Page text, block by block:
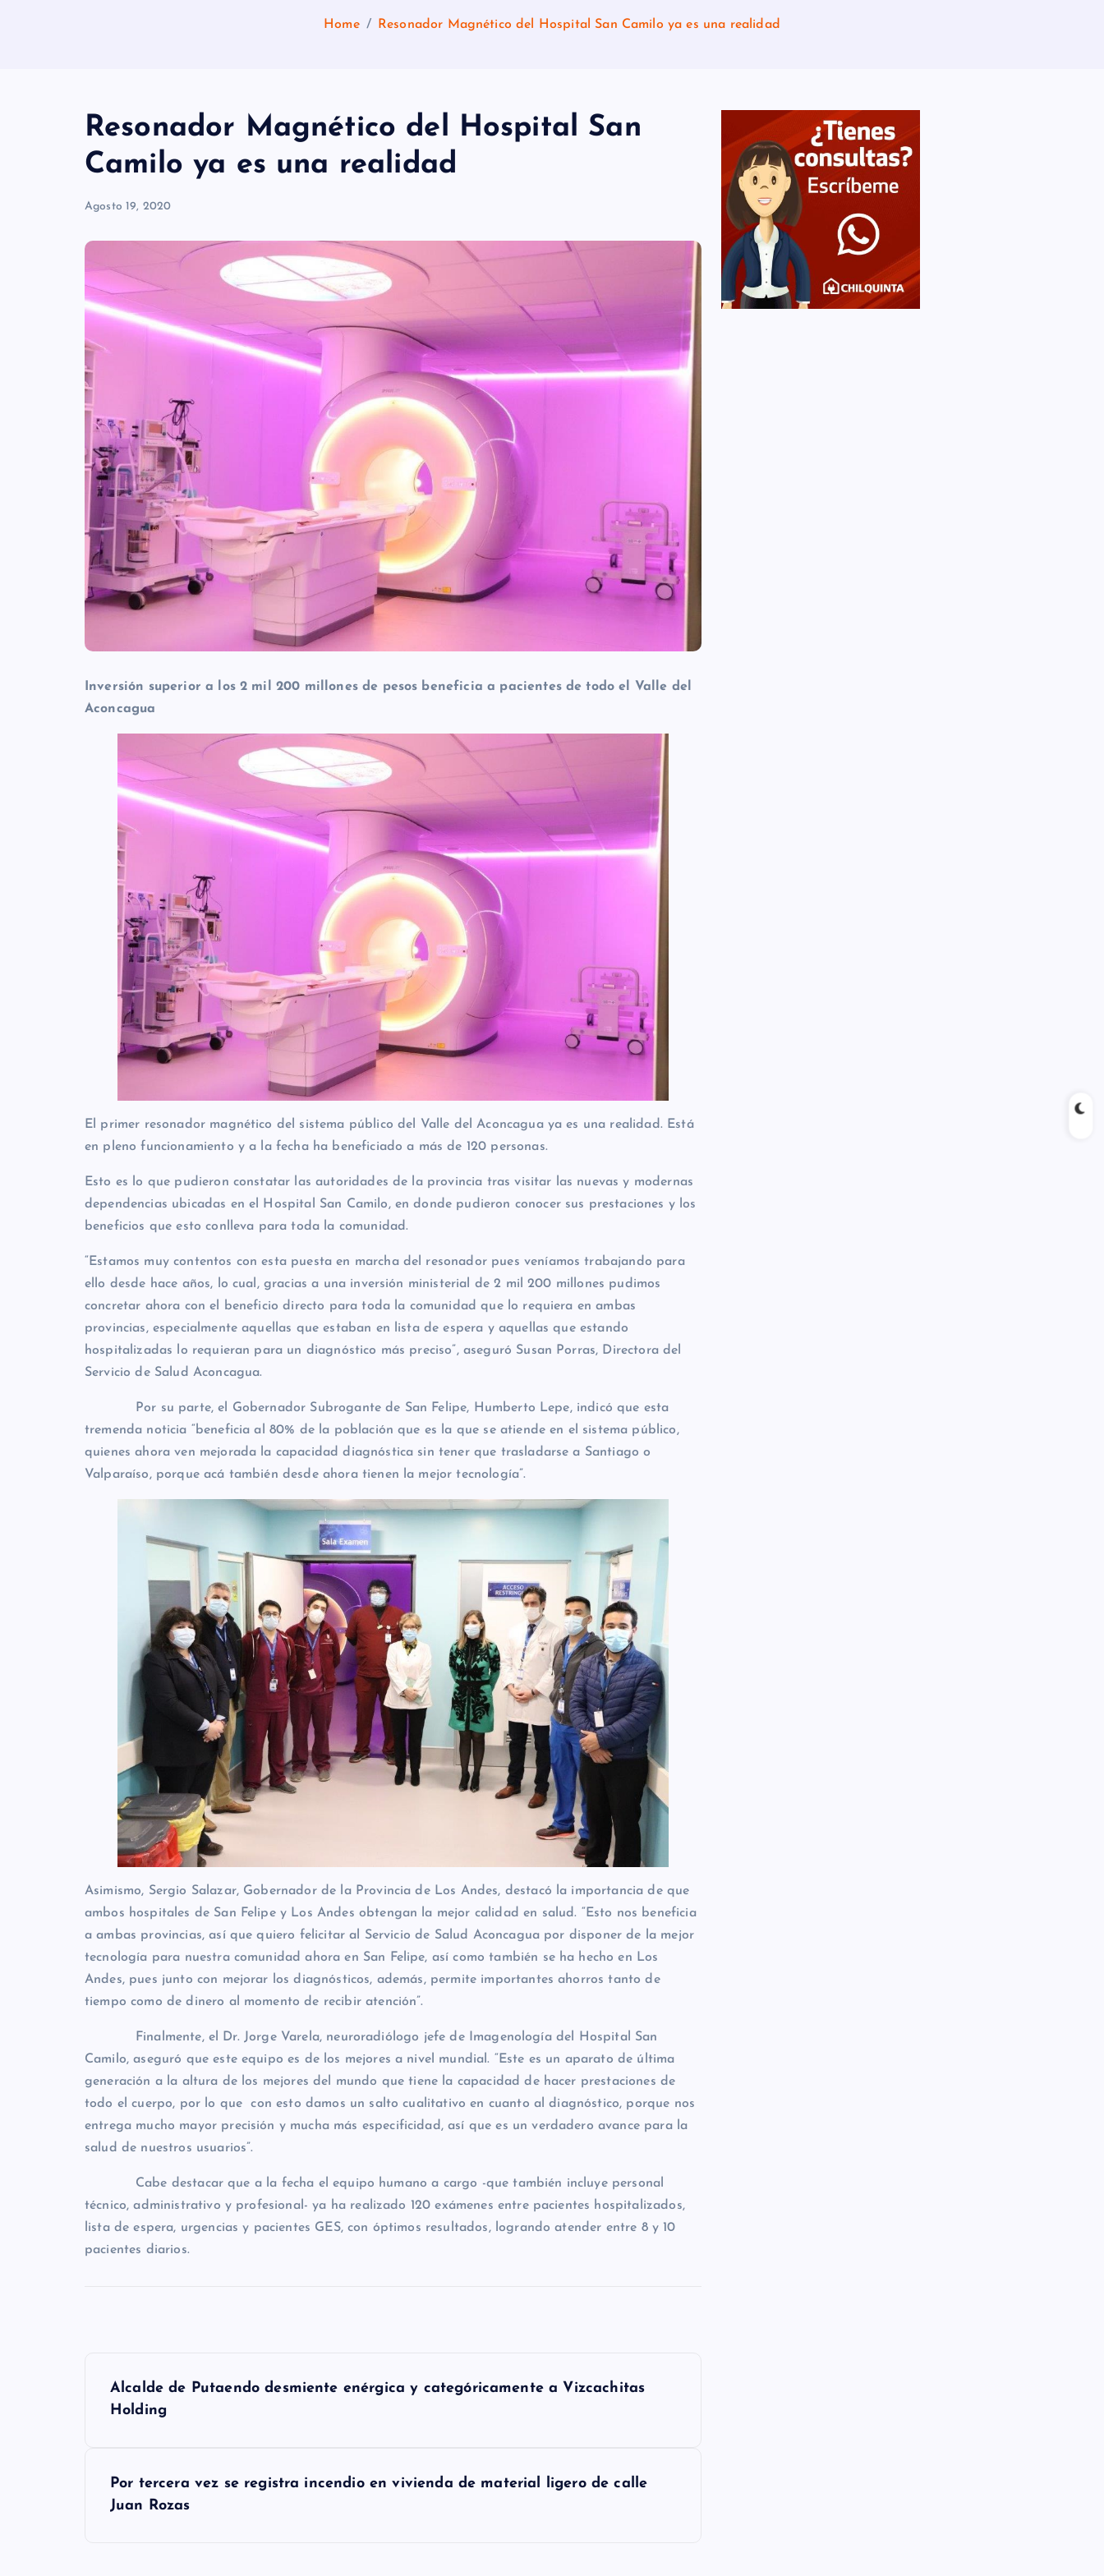
Home Resonador Magnético del Hospital San Camilo ya es una realidad
Resonador Magnético del Hospital San
Camilo ya es una realidad
Agosto 19, 2020
Inversión superior a los 2 mil 200 millones de pesos beneficia a pacientes de todo el Valle del
Aconcagua
El primer resonador magnético del sistema público del Valle del Aconcagua ya es una realidad. Está
en pleno funcionamiento y a la fecha ha beneficiado a más de 120 personas.
Esto es lo que pudieron constatar las autoridades de la provincia tras visitar las nuevas y modernas
dependencias ubicadas en el Hospital San Camilo, en donde pudieron conocer sus prestaciones y los
beneficios que esto conlleva para toda la comunidad.
“Estamos muy contentos con esta puesta en marcha del resonador pues veníamos trabajando para
ello desde hace años, lo cual, gracias a una inversión ministerial de 2 mil 200 millones pudimos
concretar ahora con el beneficio directo para toda la comunidad que lo requiera en ambas
provincias, especialmente aquellas que estaban en lista de espera y aquellas que estando
hospitalizadas lo requieran para un diagnóstico más preciso”, aseguró Susan Porras, Directora del
Servicio de Salud Aconcagua.
Por su parte, el Gobernador Subrogante de San Felipe, Humberto Lepe, indicó que esta
tremenda noticia “beneficia al 80% de la población que es la que se atiende en el sistema público,
quienes ahora ven mejorada la capacidad diagnóstica sin tener que trasladarse a Santiago o
Valparaíso, porque acá también desde ahora tienen la mejor tecnología”.
Asimismo, Sergio Salazar, Gobernador de la Provincia de Los Andes, destacó la importancia de que
ambos hospitales de San Felipe y Los Andes obtengan la mejor calidad en salud. “Esto nos beneficia
a ambas provincias, así que quiero felicitar al Servicio de Salud Aconcagua por disponer de la mejor
tecnología para nuestra comunidad ahora en San Felipe, así como también se ha hecho en Los
Andes, pues junto con mejorar los diagnósticos, además, permite importantes ahorros tanto de
tiempo como de dinero al momento de recibir atención”.
Finalmente, el Dr. Jorge Varela, neuroradiólogo jefe de Imagenología del Hospital San
Camilo, aseguró que este equipo es de los mejores a nivel mundial. “Este es un aparato de última
generación a la altura de los mejores del mundo que tiene la capacidad de hacer prestaciones de
todo el cuerpo, por lo que con esto damos un salto cualitativo en cuanto al diagnóstico, porque nos
entrega mucho mayor precisión y mucha más especificidad, así que es un verdadero avance para la
salud de nuestros usuarios”.
Cabe destacar que a la fecha el equipo humano a cargo -que también incluye personal
técnico, administrativo y profesional- ya ha realizado 120 exámenes entre pacientes hospitalizados,
lista de espera, urgencias y pacientes GES, con óptimos resultados, logrando atender entre 8 y 10
pacientes diarios.
Alcalde de Putaendo desmiente enérgica y categóricamente a Vizcachitas
Holding
Por tercera vez se registra incendio en vivienda de material ligero de calle
Juan Rozas